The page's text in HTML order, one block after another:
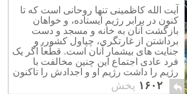
آیت الله کاظمینی تنها روحانی است که تا
کنون در برابر رژیم ایستاده، و خواهان
بازگشت آنان به خانه و مسجد و دست
برداشتن از غارتگری، چپاول کشور، و
جنایت های بیشمار آنان است. قطٰعاً اگر یک
فرد عادی اجتماع این چنین مخالفت با
رژیم را داشت رژیم او و اجدادش را تاکنون
به باد فنا داده و پیکرش را چال کرده بود.
۱۶۰۲ پخش